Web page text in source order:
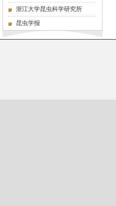
浙江大学昆虫科学研究所
昆虫学报